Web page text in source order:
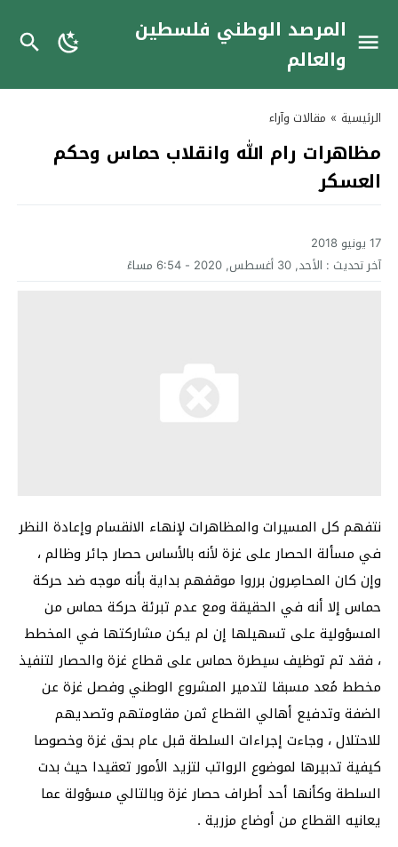
المرصد الوطني فلسطين
والعالم
الرئيسية » مقالات وآراء
مظاهرات رام الله وانقلاب حماس وحكم
العسكر
17 يونيو 2018
آخر تحديث : الأحد, 30 أغسطس, 2020 - 6:54 مساءً
نتفهم كل المسيرات والمظاهرات لإنهاء الانقسام وإعادة النظر
في مسألة الحصار على غزة لأنه بالأساس حصار جائر وظالم ،
وإن كان المحاصِرون برروا موقفهم بداية بأنه موجه ضد حركة
حماس إلا أنه في الحقيقة ومع عدم تبرئة حركة حماس من
المسؤولية على تسهيلها إن لم يكن مشاركتها في المخطط
، فقد تم توظيف سيطرة حماس على قطاع غزة والحصار لتنفيذ
مخطط مُعد مسبقا لتدمير المشروع الوطني وفصل غزة عن
الضفة وتدفيع أهالي القطاع ثمن مقاومتهم وتصديهم
للاحتلال ، وجاءت إجراءات السلطة قبل عام بحق غزة وخصوصا
كيفية تدبيرها لموضوع الرواتب لتزيد الأمور تعقيدا حيث بدت
السلطة وكأنها أحد أطراف حصار غزة وبالتالي مسؤولة عما
يعانيه القطاع من أوضاع مزرية .